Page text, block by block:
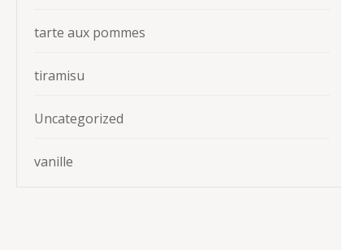
tarte aux pommes
tiramisu
Uncategorized
vanille